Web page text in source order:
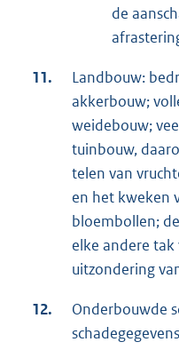
de
11.
Landbouw:
akkerbouw;
weidebouw;
tuinbouw,
telen van
en het kweken
bloembollen;
elke andere
uitzondering
12.
Onderbouwde